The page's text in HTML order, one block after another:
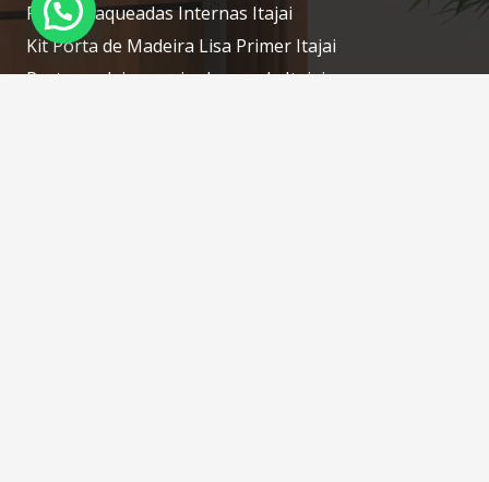
Portas Laqueadas Internas Itajai
Kit Porta de Madeira Lisa Primer Itajai
Porta madeira maciça laqueada Itajai